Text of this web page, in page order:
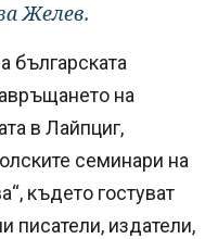
Желев.
българската
на
в Лайпциг,
семинари на
където гостуват
писатели, издатели,